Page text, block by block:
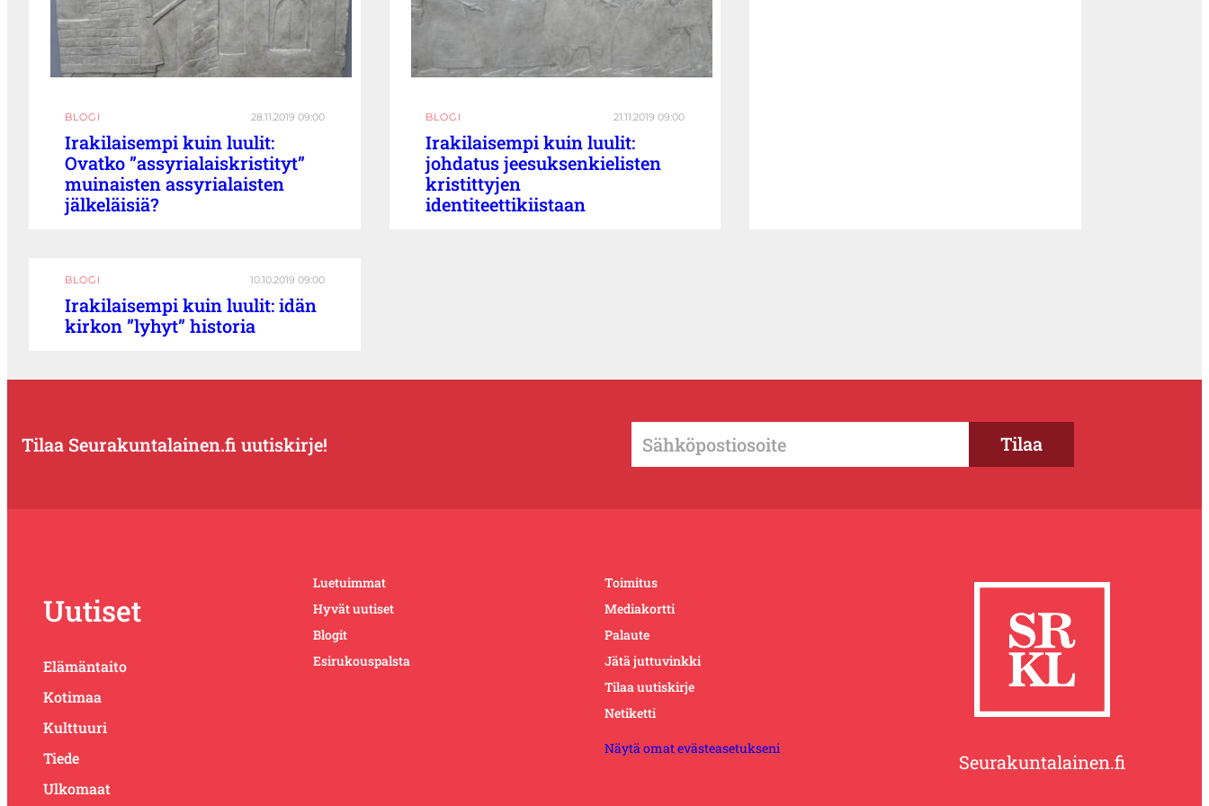
BLOGI 28.11.2019 09:00
Irakilaisempi kuin luulit:
Ovatko ”assyrialaiskristityt”
muinaisten assyrialaisten
jälkeläisiä?
BLOGI 21.11.2019 09:00
Irakilaisempi kuin luulit:
johdatus jeesuksenkielisten
kristittyjen
identiteettikiistaan
BLOGI 10.10.2019 09:00
Irakilaisempi kuin luulit: idän
kirkon ”lyhyt” historia
Tilaa Seurakuntalainen.fi uutiskirje!
Uutiset
Elämäntaito
Kotimaa
Kulttuuri
Tiede
Ulkomaat
Luetuimmat
Hyvät uutiset
Blogit
Esirukouspalsta
Toimitus
Mediakortti
Palaute
Jätä juttuvinkki
Tilaa uutiskirje
Netiketti
Näytä omat evästeasetukseni
Seurakuntalainen.fi